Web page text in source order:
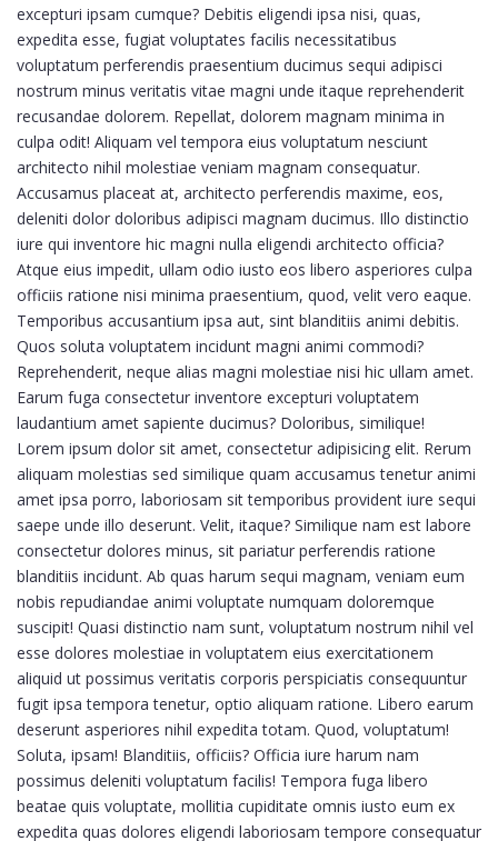
excepturi ipsam cumque? Debitis eligendi ipsa nisi, quas,
expedita esse, fugiat voluptates facilis necessitatibus
voluptatum perferendis praesentium ducimus sequi adipisci
nostrum minus veritatis vitae magni unde itaque reprehenderit
recusandae dolorem. Repellat, dolorem magnam minima in
culpa odit! Aliquam vel tempora eius voluptatum nesciunt
architecto nihil molestiae veniam magnam consequatur.
Accusamus placeat at, architecto perferendis maxime, eos,
deleniti dolor doloribus adipisci magnam ducimus. Illo distinctio
iure qui inventore hic magni nulla eligendi architecto officia?
Atque eius impedit, ullam odio iusto eos libero asperiores culpa
officiis ratione nisi minima praesentium, quod, velit vero eaque.
Temporibus accusantium ipsa aut, sint blanditiis animi debitis.
Quos soluta voluptatem incidunt magni animi commodi?
Reprehenderit, neque alias magni molestiae nisi hic ullam amet.
Earum fuga consectetur inventore excepturi voluptatem
laudantium amet sapiente ducimus? Doloribus, similique!
Lorem ipsum dolor sit amet, consectetur adipisicing elit. Rerum
aliquam molestias sed similique quam accusamus tenetur animi
amet ipsa porro, laboriosam sit temporibus provident iure sequi
saepe unde illo deserunt. Velit, itaque? Similique nam est labore
consectetur dolores minus, sit pariatur perferendis ratione
blanditiis incidunt. Ab quas harum sequi magnam, veniam eum
nobis repudiandae animi voluptate numquam doloremque
suscipit! Quasi distinctio nam sunt, voluptatum nostrum nihil vel
esse dolores molestiae in voluptatem eius exercitationem
aliquid ut possimus veritatis corporis perspiciatis consequuntur
fugit ipsa tempora tenetur, optio aliquam ratione. Libero earum
deserunt asperiores nihil expedita totam. Quod, voluptatum!
Soluta, ipsam! Blanditiis, officiis? Officia iure harum nam
possimus deleniti voluptatum facilis! Tempora fuga libero
beatae quis voluptate, mollitia cupiditate omnis iusto eum ex
expedita quas dolores eligendi laboriosam tempore consequatur